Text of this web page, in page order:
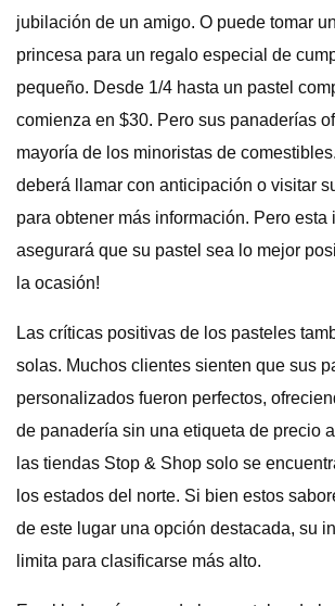
jubilación de un amigo. O puede tomar
princesa para un regalo especial de
pequeño. Desde 1/4 hasta un pastel
comienza en $30. Pero sus panaderías
mayoría de los minoristas de
deberá llamar con anticipación o visitar
para obtener más información. Pero esta
asegurará que su pastel sea lo mejor
la ocasión!
Las críticas positivas de los pasteles
solas. Muchos clientes sienten que sus
personalizados fueron perfectos,
de panadería sin una etiqueta de precio
las tiendas Stop & Shop solo se
los estados del norte. Si bien estos
de este lugar una opción destacada, su
limita para clasificarse más alto.